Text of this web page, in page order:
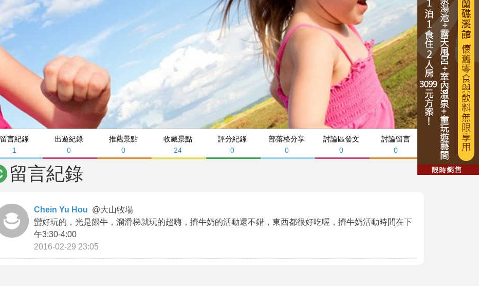
留言紀錄
1
出遊紀錄
0
推薦景點
0
收藏景點
24
評分紀錄
0
部落格分享
0
討論區發文
0
討論留言
0
留言紀錄
Chein Yu Hou @大山牧場
蠻好玩的，光是餵牛，溜滑梯就玩的超嗨，擠牛奶的活動還不錯，東西都很好吃喔，擠牛奶活動時間在下
午3:30-4:00
2016-02-29 23:05